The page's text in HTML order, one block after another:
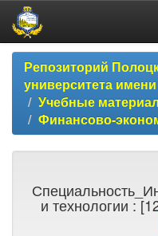
Skip
navigationРепозиторий
университета
Учебные
Финансово-
и технологии :